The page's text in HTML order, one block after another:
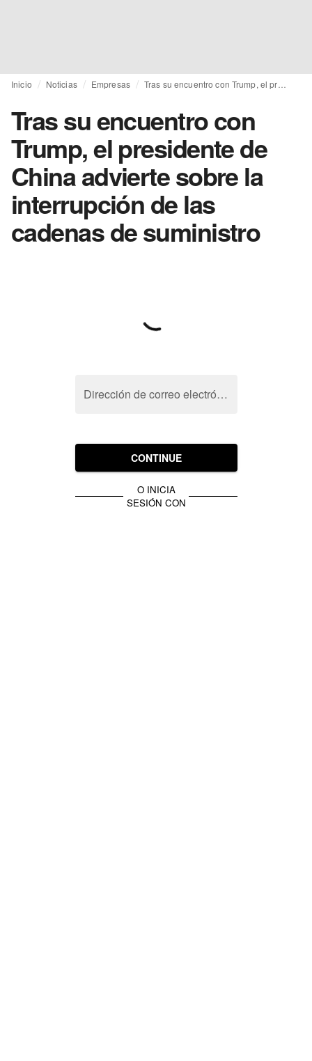
Inicio Noticias Empresas
Tras su encuentro con
Trump, el presidente de
China advierte sobre la
interrupción de las
cadenas de suministro
Dirección de correo electrónico
CONTINUE
O INICIA
SESIÓN CON